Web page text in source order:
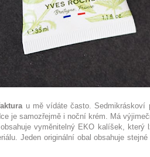
u mě vídáte často. Sedmikráskoví
je samozřejmě i noční krém. Má
vyměnitelný EKO kalíšek,
Jeden originální obal obsahuje